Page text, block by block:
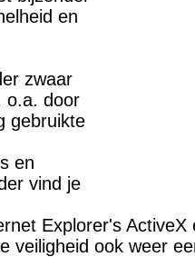
en
zwaar
o.a. door
gebruikte
en
vind je
Explorer's ActiveX
veiligheid ook weer